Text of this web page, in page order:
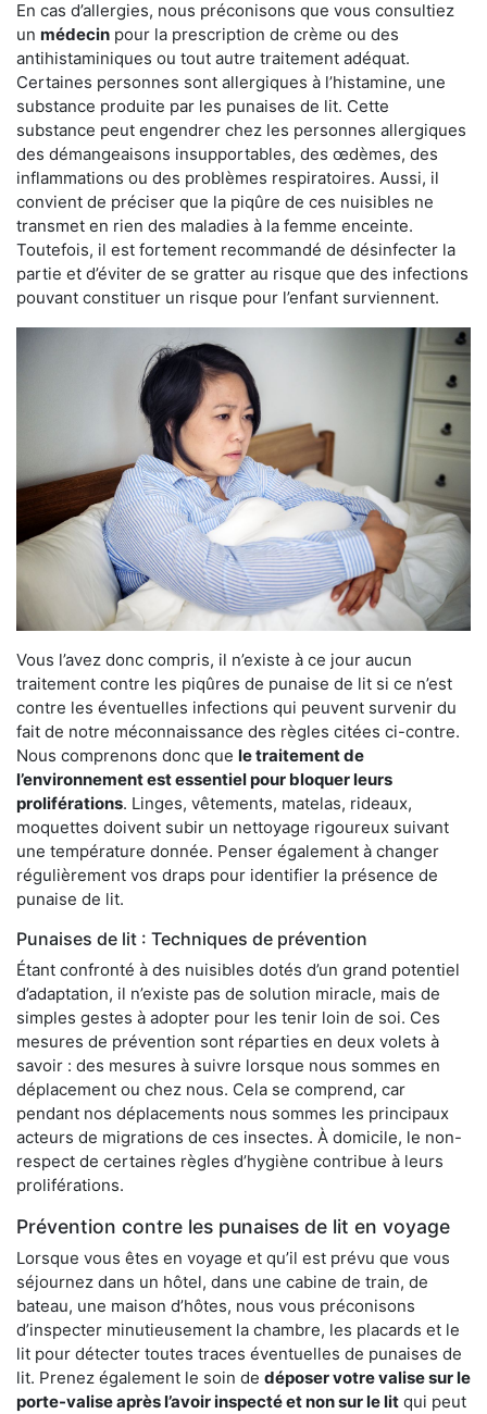
En cas d’allergies, nous préconisons que vous consultiez
un médecin pour la prescription de crème ou des
antihistaminiques ou tout autre traitement adéquat.
Certaines personnes sont allergiques à l’histamine, une
substance produite par les punaises de lit. Cette
substance peut engendrer chez les personnes allergiques
des démangeaisons insupportables, des œdèmes, des
inflammations ou des problèmes respiratoires. Aussi, il
convient de préciser que la piqûre de ces nuisibles ne
transmet en rien des maladies à la femme enceinte.
Toutefois, il est fortement recommandé de désinfecter la
partie et d’éviter de se gratter au risque que des infections
pouvant constituer un risque pour l’enfant surviennent.
Vous l’avez donc compris, il n’existe à ce jour aucun
traitement contre les piqûres de punaise de lit si ce n’est
contre les éventuelles infections qui peuvent survenir du
fait de notre méconnaissance des règles citées ci-contre.
Nous comprenons donc que le traitement de
l’environnement est essentiel pour bloquer leurs
proliférations. Linges, vêtements, matelas, rideaux,
moquettes doivent subir un nettoyage rigoureux suivant
une température donnée. Penser également à changer
régulièrement vos draps pour identifier la présence de
punaise de lit.
Punaises de lit : Techniques de prévention
Étant confronté à des nuisibles dotés d’un grand potentiel
d’adaptation, il n’existe pas de solution miracle, mais de
simples gestes à adopter pour les tenir loin de soi. Ces
mesures de prévention sont réparties en deux volets à
savoir : des mesures à suivre lorsque nous sommes en
déplacement ou chez nous. Cela se comprend, car
pendant nos déplacements nous sommes les principaux
acteurs de migrations de ces insectes. À domicile, le non-
respect de certaines règles d’hygiène contribue à leurs
proliférations.
Prévention contre les punaises de lit en voyage
Lorsque vous êtes en voyage et qu’il est prévu que vous
séjournez dans un hôtel, dans une cabine de train, de
bateau, une maison d’hôtes, nous vous préconisons
d’inspecter minutieusement la chambre, les placards et le
lit pour détecter toutes traces éventuelles de punaises de
lit. Prenez également le soin de déposer votre valise sur le
porte-valise après l’avoir inspecté et non sur le lit qui peut